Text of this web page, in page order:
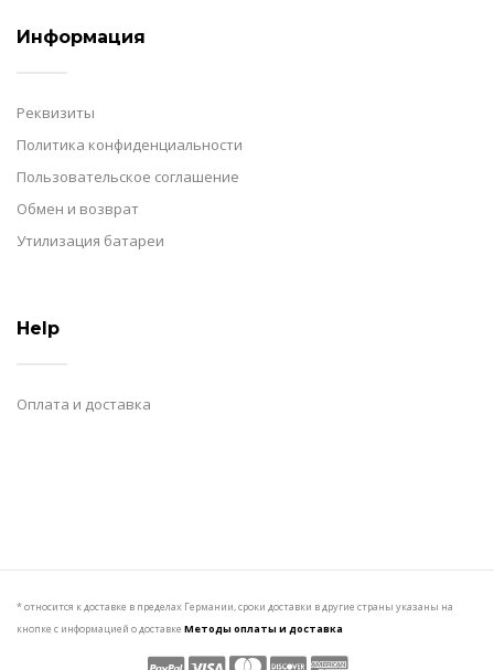
Информация
Реквизиты
Политика конфиденциальности
Пользовательское соглашение
Обмен и возврат
Утилизация батареи
Help
Оплата и доставка
* относится к доставке в пределах Германии, сроки доставки в другие страны указаны на
кнопке с информацией о доставке Методы оплаты и доставка